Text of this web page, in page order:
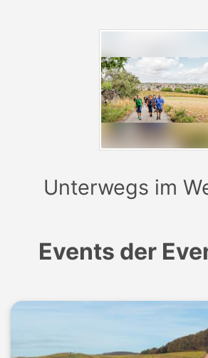
Bringen Sie Lust mit, etwas zu
etwas Ausdauer, nicht nur beim
km), auch beim Verkosten ist
Anschließend besteht die
unsere Besenwirtschaft. Hierzu
herzhaften Besenschmaus auf
Unterwegs im
Events der